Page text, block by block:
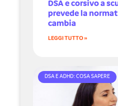
DSA e corsivo a
prevede la
cambia
LEGGI TUTTO »
DSA E ADHD: COSA SAPERE